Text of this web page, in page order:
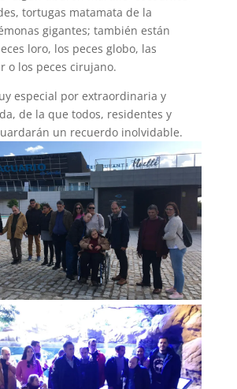
tortugas matamata de la
gigantes; también están
loro, los peces globo, las
o los peces cirujano.
especial por extraordinaria y
de la que todos, residentes y
un recuerdo inolvidable.